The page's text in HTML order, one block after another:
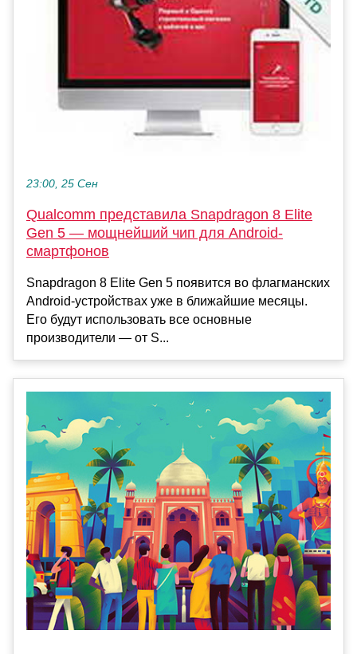
23:00, 25 Сен
Qualcomm представила Snapdragon 8 Elite
Gen 5 — мощнейший чип для Android-
смартфонов
Snapdragon 8 Elite Gen 5 появится во флагманских
Android-устройствах уже в ближайшие месяцы.
Его будут использовать все основные
производители — от S...